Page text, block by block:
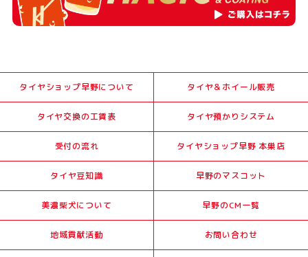
タイヤショップ早野について タイヤ＆ホイール販売
タイヤ交換の工賃表 タイヤ預かりシステム
受付の流れ タイヤショップ早野 本巣店
タイヤ豆知識 早野のマスコット
美濃柴犬について 早野のCM一覧
地域貢献活動 お問い合わせ